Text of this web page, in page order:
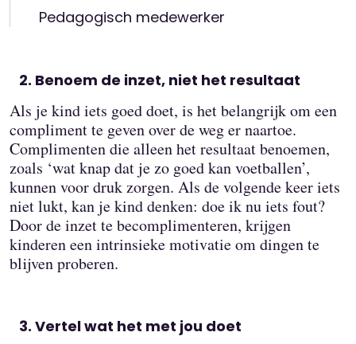
Pedagogisch medewerker
Benoem de inzet, niet het resultaat
Als je kind iets goed doet, is het belangrijk om een
compliment te geven over de weg er naartoe.
Complimenten die alleen het resultaat benoemen,
zoals ‘wat knap dat je zo goed kan voetballen’,
kunnen voor druk zorgen. Als de volgende keer iets
niet lukt, kan je kind denken: doe ik nu iets fout?
Door de inzet te becomplimenteren, krijgen
kinderen een intrinsieke motivatie om dingen te
blijven proberen.
Vertel wat het met jou doet